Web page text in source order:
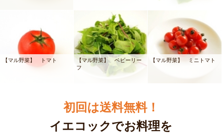
【マル野菜】 トマト
【マル野菜】 ベビーリー
フ
【マル野菜】 ミニトマト
初回は送料無料！
イエコックでお料理を